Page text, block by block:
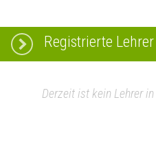
Registrierte Lehrer
Derzeit ist kein Lehrer